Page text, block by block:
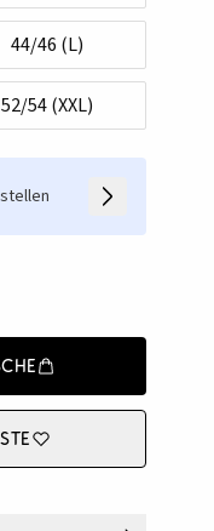
44/46 (L)
52/54 (XXL)